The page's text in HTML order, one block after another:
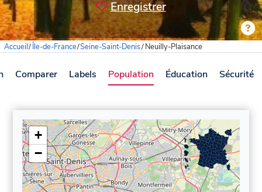
Enregistrer
Accueil/Île-de-France/Seine-Saint-Denis/Neuilly-Plaisance
Comparer Labels Population Éducation Sécurité
+
−